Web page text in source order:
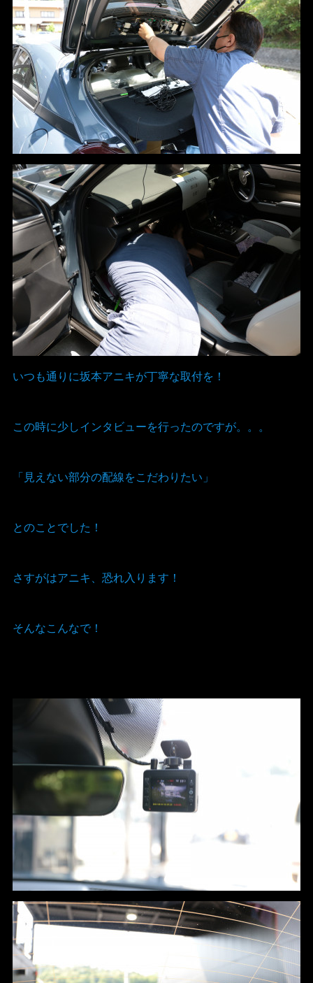
いつも通りに坂本アニキが丁寧な取付を！
この時に少しインタビューを行ったのですが。。。
「見えない部分の配線をこだわりたい」
とのことでした！
さすがはアニキ、恐れ入ります！
そんなこんなで！